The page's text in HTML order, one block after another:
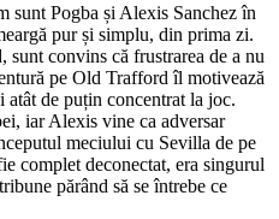
sunt Pogba și Alexis Sanchez în
pur și simplu, din prima zi.
convins că frustrarea de a nu
pe Old Trafford îl motivează
atât de puțin concentrat la joc.
iar Alexis vine ca adversar
meciului cu Sevilla de pe
complet deconectat, era singurul
părând să se întrebe ce